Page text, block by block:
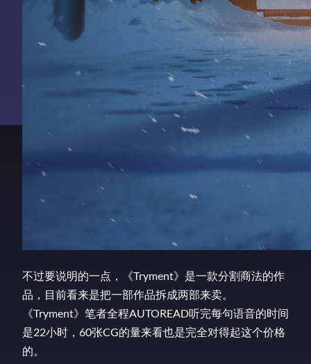
不过要说明的一点，《Tryment》是一款分割商法的作
品，目前看来是把一部作品拆成两部来卖。
《Tryment》笔者全程AUTOREAD听完每句语音的时间
是22小时，60张CG的量来看也是完全对得起这个价格
的。